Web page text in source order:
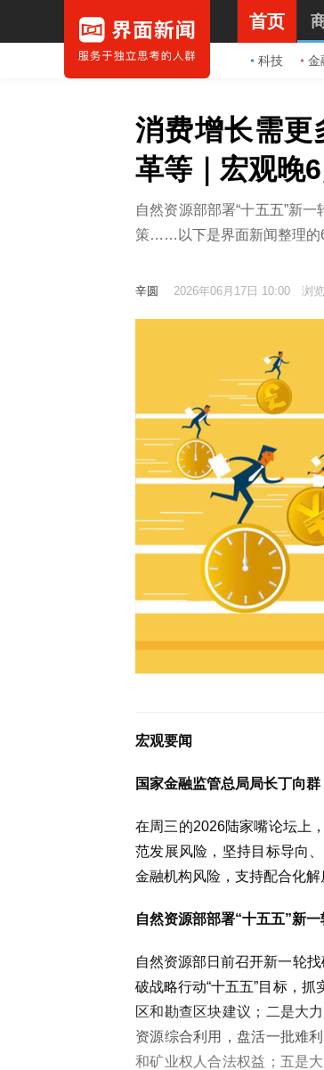
首页
科技 金
消费增长需更
革等｜宏观晚
自然资源部部署“十五五”新
策……以下是界面新闻整理的
辛圆 2026年06月17日 10:00 浏
宏观要闻
国家金融监管总局局长丁向
在周三的2026陆家嘴论坛上
范发展风险，坚持目标导向
金融机构风险，支持配合化解
自然资源部部署“十五五”新
自然资源部日前召开新一轮
破战略行动“十五五”目标，
区和勘查区块建议；二是大
资源综合利用，盘活一批难
和矿业权人合法权益；五是